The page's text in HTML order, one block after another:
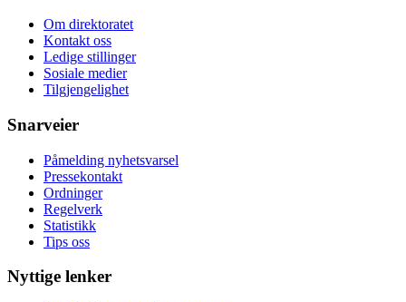
Om direktoratet
Kontakt oss
Ledige stillinger
Sosiale medier
Tilgjengelighet
Snarveier
Påmelding nyhetsvarsel
Pressekontakt
Ordninger
Regelverk
Statistikk
Tips oss
Nyttige lenker